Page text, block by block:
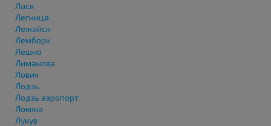
Ласк
Легница
Лежайск
Лемборк
Лешно
Лиманова
Лович
Лодзь
Лодзь аэропорт
Ломжа
Лукув